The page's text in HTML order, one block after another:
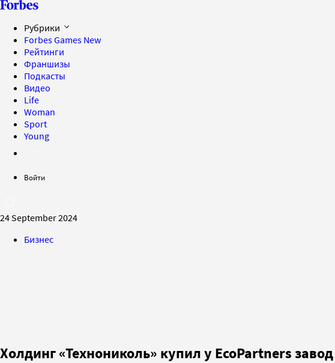
Рубрики
Forbes Games New
Рейтинги
Франшизы
Подкасты
Видео
Life
Woman
Sport
Young
Войти
24 September 2024
Бизнес
Холдинг «Технониколь» купил у EcoPartners